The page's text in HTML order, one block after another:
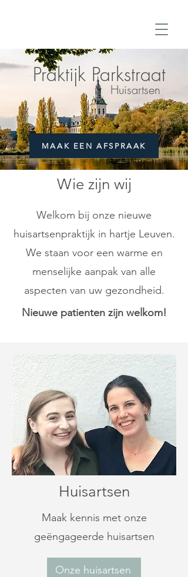
Praktijk Parkstraat
Huisartsen
MAAK EEN AFSPRAAK
Wie zijn wij
Welkom bij onze nieuwe
huisartsenpraktijk in hartje Leuven.
We staan voor een warme en
menselijke aanpak van alle
aspecten van uw gezondheid.
Nieuwe patienten zijn welkom!
Huisartsen
Maak kennis met onze
geëngageerde huisartsen
Onze huisartsen